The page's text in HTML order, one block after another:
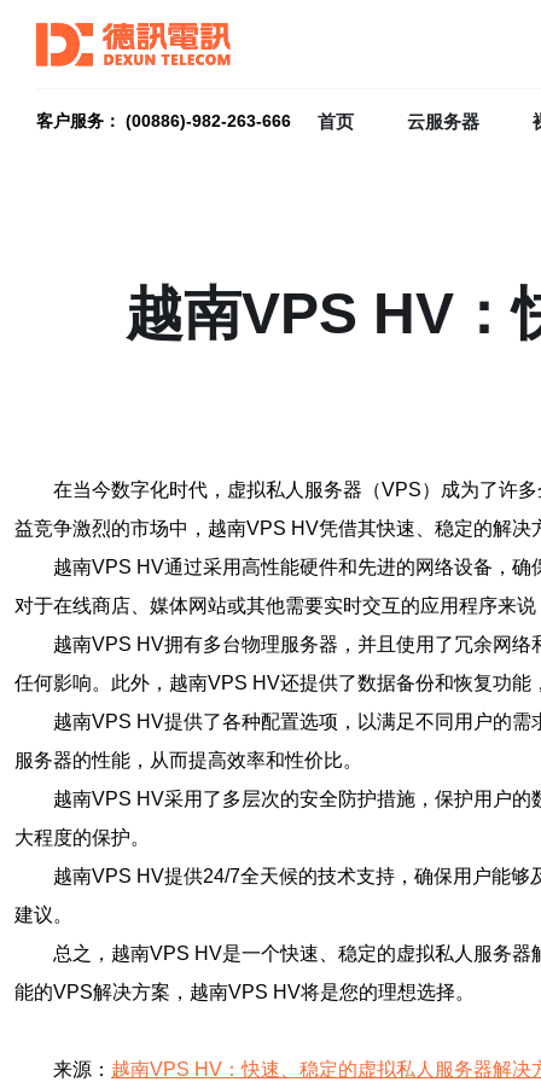
客户服务： (00886)-982-263-666 首页 云服务器
越南VPS HV：
在当今数字化时代，虚拟私人服务器（VPS）成为了许
益竞争激烈的市场中，越南VPS HV凭借其快速、稳定的解决
越南VPS HV通过采用高性能硬件和先进的网络设备，
对于在线商店、媒体网站或其他需要实时交互的应用程序来
越南VPS HV拥有多台物理服务器，并且使用了冗余网
任何影响。此外，越南VPS HV还提供了数据备份和恢复功能
越南VPS HV提供了各种配置选项，以满足不同用户的
服务器的性能，从而提高效率和性价比。
越南VPS HV采用了多层次的安全防护措施，保护用户
大程度的保护。
越南VPS HV提供24/7全天候的技术支持，确保用户能
建议。
总之，越南VPS HV是一个快速、稳定的虚拟私人服务
能的VPS解决方案，越南VPS HV将是您的理想选择。
来源： 越南VPS HV：快速、稳定的虚拟私人服务器解决